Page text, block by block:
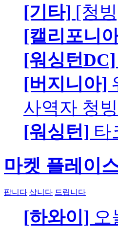
[기타] [청
[캘리포니
[워싱턴DC]
[버지니아]
사역자 청
[워싱턴] 타
마켓 플레이
팝니다 삽니다 드립니다
[하와이] 오